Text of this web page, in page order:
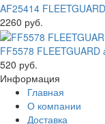
AF25414
2260 руб.
FF5578 FLEETGUARD
520 руб.
Информация
Главная
О компании
Доставка